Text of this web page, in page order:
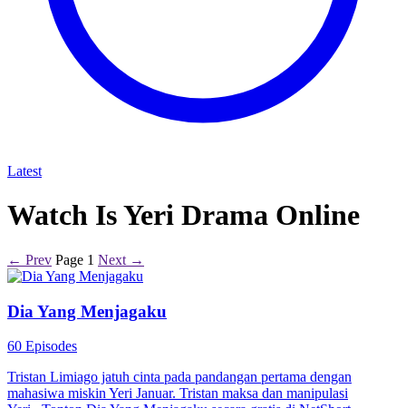
Latest
Watch Is Yeri Drama Online
← Prev Page 1 Next →
Dia Yang Menjagaku
60 Episodes
Tristan Limiago jatuh cinta pada pandangan pertama dengan
mahasiwa miskin Yeri Januar. Tristan maksa dan manipulasi